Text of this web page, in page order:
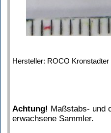
Hersteller: ROCO
Achtung! Maßstabs- und
erwachsene Sammler.